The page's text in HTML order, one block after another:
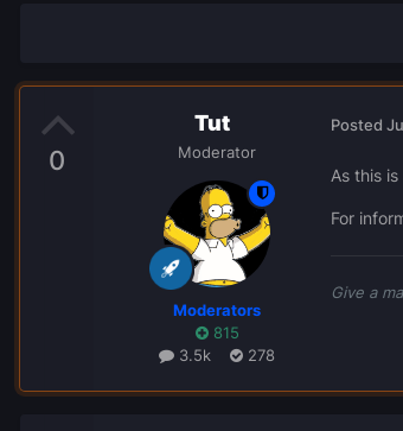
0
Tut
Moderator
Moderators
815
3.5k
278
Posted
As this
For
Give a